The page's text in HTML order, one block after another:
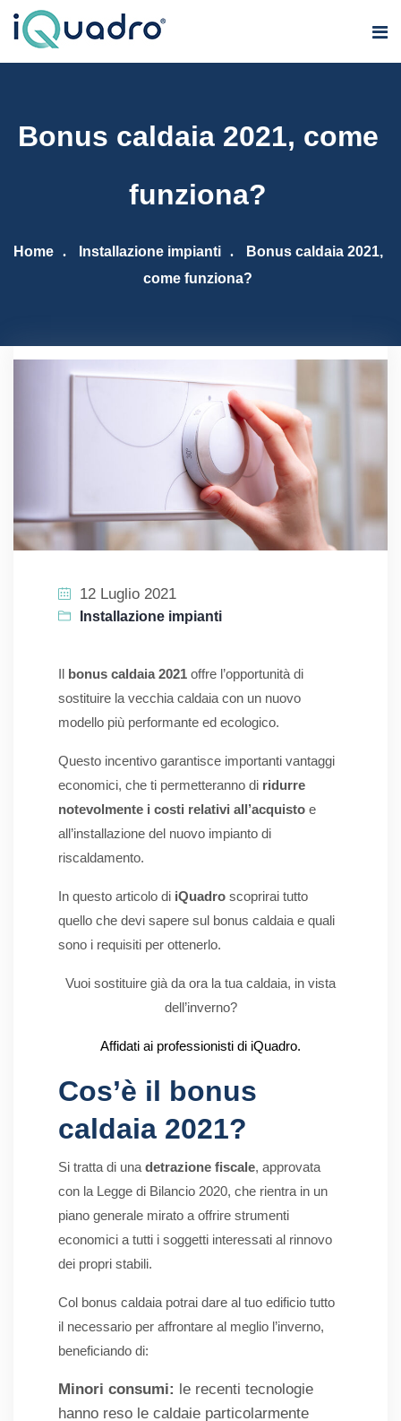
Bonus caldaia 2021, come
funziona?
Home Installazione impianti
Bonus caldaia 2021,
come funziona?
12 Luglio 2021
Installazione impianti
Il bonus caldaia 2021 offre l’opportunità di
sostituire la vecchia caldaia con un nuovo
modello più performante ed ecologico.
Questo incentivo garantisce importanti vantaggi
economici, che ti permetteranno di ridurre
notevolmente i costi relativi all’acquisto e
all’installazione del nuovo impianto di
riscaldamento.
In questo articolo di iQuadro scoprirai tutto
quello che devi sapere sul bonus caldaia e quali
sono i requisiti per ottenerlo.
Vuoi sostituire già da ora la tua caldaia, in vista
dell’inverno?
Affidati ai professionisti di iQuadro.
Cos’è il bonus
caldaia 2021?
Si tratta di una detrazione fiscale, approvata
con la Legge di Bilancio 2020, che rientra in un
piano generale mirato a offrire strumenti
economici a tutti i soggetti interessati al rinnovo
dei propri stabili.
Col bonus caldaia potrai dare al tuo edificio tutto
il necessario per affrontare al meglio l’inverno,
beneficiando di:
Minori consumi: le recenti tecnologie
hanno reso le caldaie particolarmente